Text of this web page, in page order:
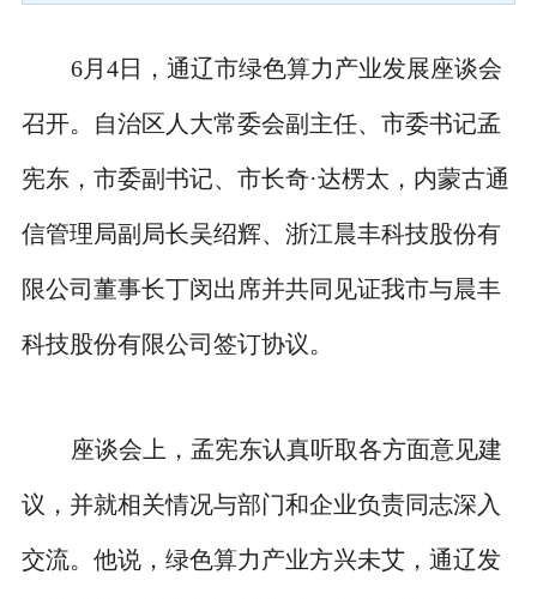
6月4日，通辽市绿色算力产业发展座谈会
召开。自治区人大常委会副主任、市委书记孟
宪东，市委副书记、市长奇·达楞太，内蒙古通
信管理局副局长吴绍辉、浙江晨丰科技股份有
限公司董事长丁闵出席并共同见证我市与晨丰
科技股份有限公司签订协议。
座谈会上，孟宪东认真听取各方面意见建
议，并就相关情况与部门和企业负责同志深入
交流。他说，绿色算力产业方兴未艾，通辽发